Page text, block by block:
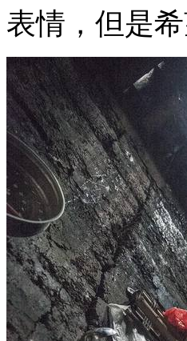
表情，但是